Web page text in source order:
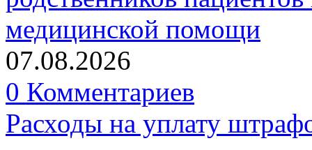
медицинской помощи
07.08.2026
0 Комментариев
Расходы на уплату